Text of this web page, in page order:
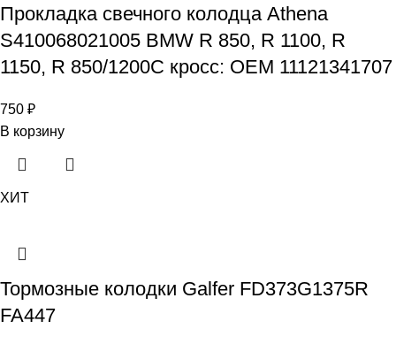
Прокладка свечного колодца Athena
S410068021005 BMW R 850, R 1100, R
1150, R 850/1200C кросс: OEM 11121341707
750 ₽
В корзину
ХИТ
Тормозные колодки Galfer FD373G1375R
FA447